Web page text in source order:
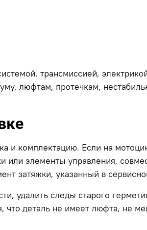
трансмиссией,
люфтам, протечкам,
и комплектацию. Если на
элементы управления,
затяжки, указанный в
удалить следы старого
что деталь не имеет люфта, не